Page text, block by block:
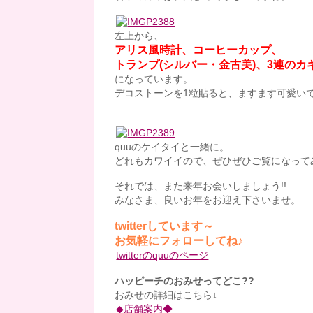
左上から、
アリス風時計、コーヒーカップ、
トランプ(シルバー・金古美)、3連のカ
になっています。
デコストーンを1粒貼ると、ますます可愛い
quuのケイタイと一緒に。
どれもカワイイので、ぜひぜひご覧になって
それでは、また来年お会いしましょう!!
みなさま、良いお年をお迎え下さいませ。
twitterしています～
お気軽にフォローしてね♪
twitterのquuのページ
ハッピーチのおみせってどこ??
おみせの詳細はこちら↓
◆店舗案内◆